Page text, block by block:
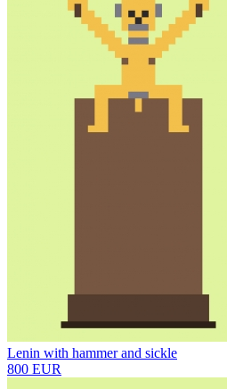
Lenin with hammer and sickle
800 EUR